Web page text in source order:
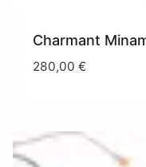
Charmant
280,00€